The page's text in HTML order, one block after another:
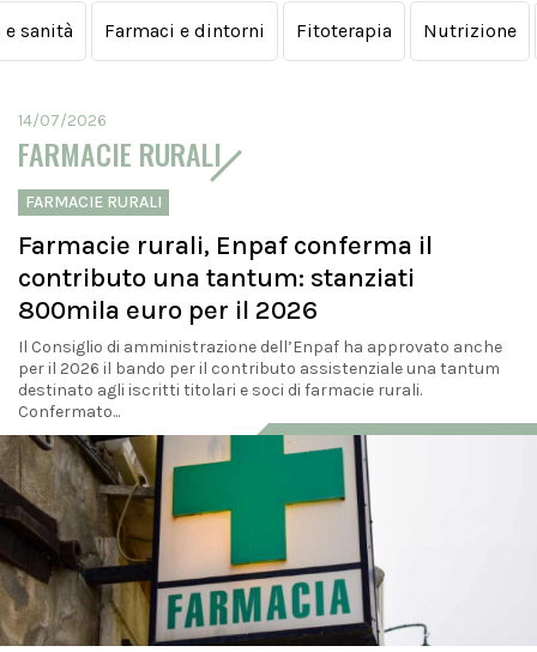
sanità Farmaci e dintorni Fitoterapia Nutrizione
14/07/2026
FARMACIE RURALI
FARMACIE RURALI
Farmacie rurali, Enpaf conferma il
contributo una tantum: stanziati
800mila euro per il 2026
Il Consiglio di amministrazione dell’Enpaf ha approvato anche
per il 2026 il bando per il contributo assistenziale una tantum
destinato agli iscritti titolari e soci di farmacie rurali.
Confermato...